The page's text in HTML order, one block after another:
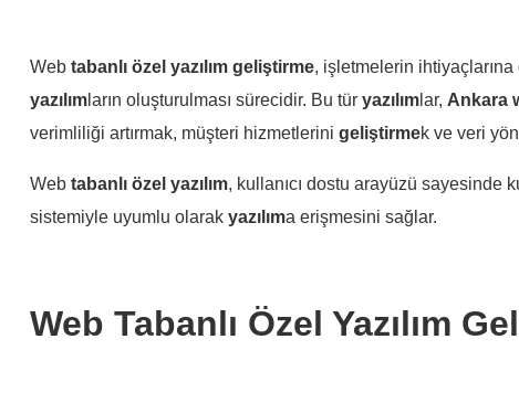
Web tabanlı özel yazılım geliştirme, işletmelerin ihtiyaçlarına
yazılım ların oluşturulması sürecidir. Bu tür yazılım lar, Ankara
verimliliği artırmak, müşteri hizmetlerini geliştirmek ve veri
Web tabanlı özel yazılım, kullanıcı dostu arayüzü sayesinde
sistemiyle uyumlu olarak yazılıma erişmesini sağlar.
Web Tabanlı Özel Yazılım